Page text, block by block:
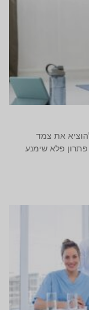
את צמד
פתרון פלא שימנע